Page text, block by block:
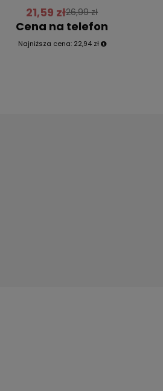
21,59 zł26,99 zł
Cena na telefon
Najniższa cena: 22,94 zł